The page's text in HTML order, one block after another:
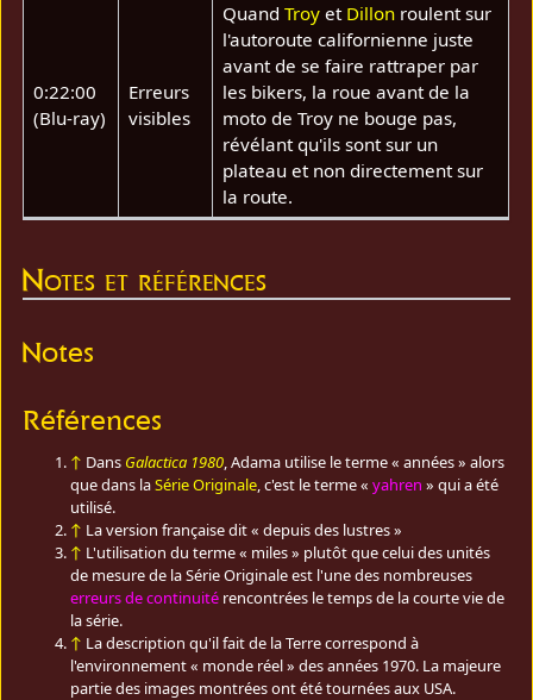
0:22:00
(Blu-ray)
Erreurs
visibles
Quand Troyet Dillonroulent sur
l'autoroute californienne juste
avant de se faire rattraper par
les bikers, la roue avant de la
moto de Troy ne bouge pas,
révélant qu'ils sont sur un
plateau et non directement sur
la route.
Notes et références
Notes
Références
↑ Dans Galactica 1980 , Adama utilise le terme « années » alors
que dans laSérie Originale , c'est le terme «yahren » qui a été
utilisé.
↑ La version française dit « depuis des lustres »
↑ L'utilisation du terme « miles » plutôt que celui des unités
de mesure de la Série Originale est l'une des nombreuses
erreurs de continuité rencontrées le temps de la courte vie de
la série.
↑ La description qu'il fait de la Terre correspond à
l'environnement « monde réel » des années 1970. La majeure
partie des images montrées ont été tournées aux USA.